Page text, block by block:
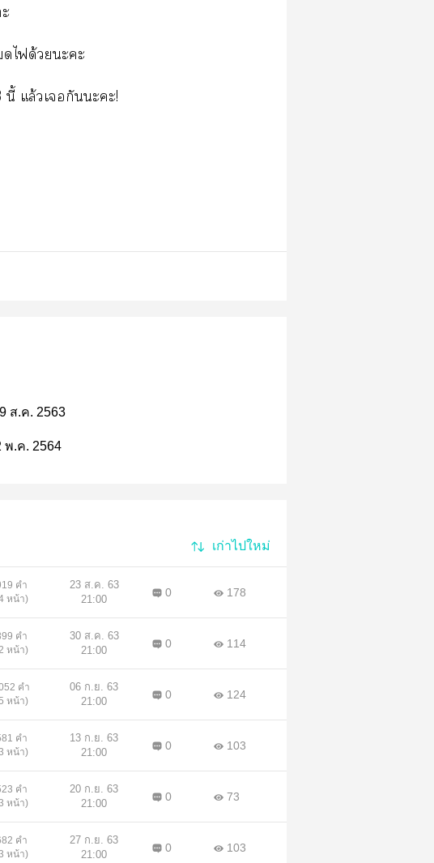
ได้วยะะ
แล้วเกันะะ!
ส.ค. 2563
พ.ค. 2564
เก่าไปใหม่
คำ
หน้า)
23 ส.ค. 63
21:00
0 178
คำ
หน้า)
30 ส.ค. 63
21:00
0 114
คำ
หน้า)
06 ก.ย. 63
21:00
0 124
คำ
หน้า)
13 ก.ย. 63
21:00
0 103
คำ
หน้า)
20 ก.ย. 63
21:00
0 73
คำ
หน้า)
27 ก.ย. 63
21:00
0 103